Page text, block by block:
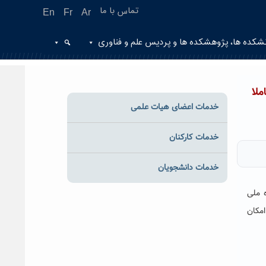
En Fr Ar تماس با ما
ها، پژوهشکده ها و پردیس علم و فناوری
ملی
خدمات اعضای هیات علمی
خدمات کارکنان
خدمات دانشجویان